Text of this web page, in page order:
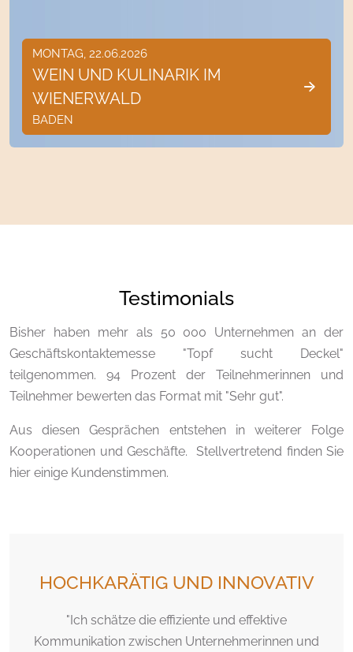
MONTAG, 22.06.2026
WEIN UND KULINARIK IM
WIENERWALD
BADEN
Testimonials
Bisher haben mehr als 50 000 Unternehmen an der
Geschäftskontaktemesse "Topf sucht Deckel"
teilgenommen. 94 Prozent der Teilnehmerinnen und
Teilnehmer bewerten das Format mit "Sehr gut".
Aus diesen Gesprächen entstehen in weiterer Folge
Kooperationen und Geschäfte. Stellvertretend finden Sie
hier einige Kundenstimmen.
HOCHKARÄTIG UND INNOVATIV
"Ich schätze die effiziente und effektive
Kommunikation zwischen Unternehmerinnen und